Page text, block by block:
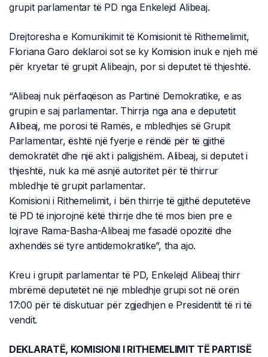
grupit parlamentar të PD nga Enkelejd Alibeaj.
Drejtoresha e Komunikimit të Komisionit të Rithemelimit,
Floriana Garo deklaroi sot se ky Komision inuk e njeh më
për kryetar të grupit Alibeajn, por si deputet të thjeshtë.
“Alibeaj nuk përfaqëson as Partinë Demokratike, e as
grupin e saj parlamentar. Thirrja nga ana e deputetit
Alibeaj, me porosi të Ramës, e mbledhjes së Grupit
Parlamentar, është një fyerje e rëndë për të gjithë
demokratët dhe një akt i paligjshëm. Alibeaj, si deputet i
thjeshtë, nuk ka më asnjë autoritet për të thirrur
mbledhje të grupit parlamentar.
Komisioni i Rithemelimit, i bën thirrje të gjithë deputetëve
të PD të injorojnë këtë thirrje dhe të mos bien pre e
lojrave Rama-Basha-Alibeaj me fasadë opozitë dhe
axhendës së tyre antidemokratike”, tha ajo.
Kreu i grupit parlamentar të PD, Enkelejd Alibeaj thirr
mbrëmë deputetët në një mbledhje grupi sot në orën
17:00 për të diskutuar për zgjedhjen e Presidentit të ri të
vendit.
DEKLARATË, KOMISIONI I RITHEMELIMIT TË PARTISË